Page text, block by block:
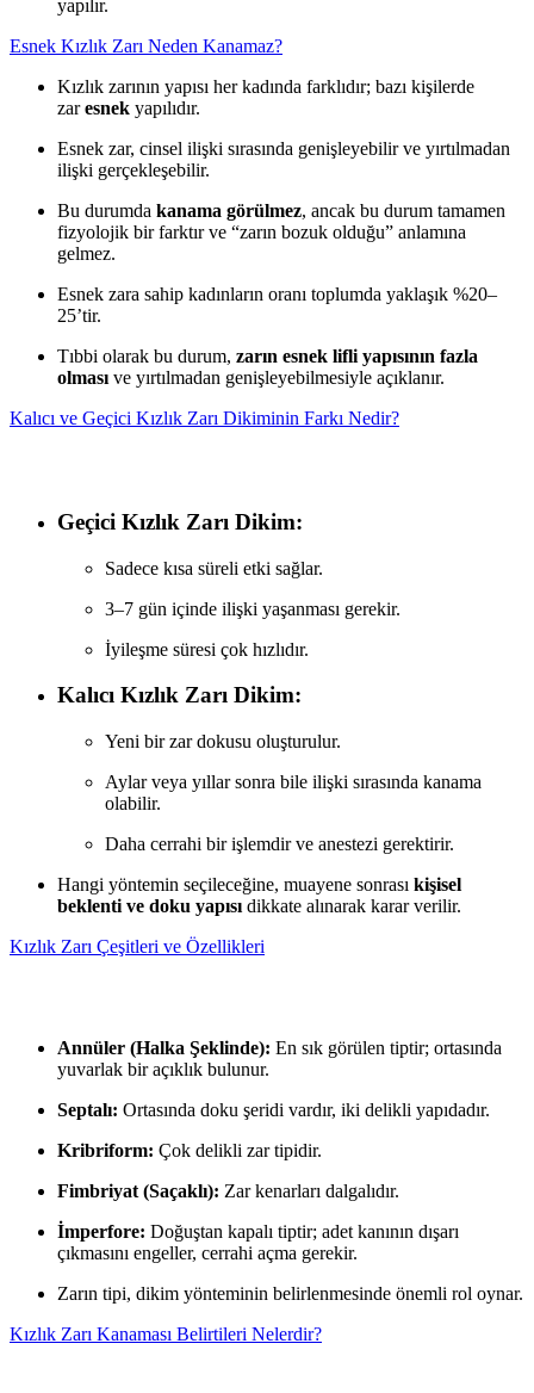
yapılır.
Esnek Kızlık Zarı Neden Kanamaz?
Kızlık zarının yapısı her kadında farklıdır; bazı kişilerde
zaresnek yapılıdır.
Esnek zar, cinsel ilişki sırasında genişleyebilir ve yırtılmadan
ilişki gerçekleşebilir.
Bu durumda kanama görülmez, ancak bu durum tamamen
fizyolojik bir farktır ve “zarın bozuk olduğu” anlamına
gelmez.
Esnek zara sahip kadınların oranı toplumda yaklaşık %20–
25’tir.
Tıbbi olarak bu durum, zarın esnek lifli yapısının fazla
olması ve yırtılmadan genişleyebilmesiyle açıklanır.
Kalıcı ve Geçici Kızlık Zarı Dikiminin Farkı Nedir?
Geçici Kızlık Zarı Dikim:
Sadece kısa süreli etki sağlar.
3–7 gün içinde ilişki yaşanması gerekir.
İyileşme süresi çok hızlıdır.
Kalıcı Kızlık Zarı Dikim:
Yeni bir zar dokusu oluşturulur.
Aylar veya yıllar sonra bile ilişki sırasında kanama
olabilir.
Daha cerrahi bir işlemdir ve anestezi gerektirir.
Hangi yöntemin seçileceğine, muayene sonrası kişisel
beklenti ve doku yapısı dikkate alınarak karar verilir.
Kızlık Zarı Çeşitleri ve Özellikleri
Annüler (Halka Şeklinde): En sık görülen tiptir; ortasında
yuvarlak bir açıklık bulunur.
Septalı: Ortasında doku şeridi vardır, iki delikli yapıdadır.
Kribriform: Çok delikli zar tipidir.
Fimbriyat (Saçaklı): Zar kenarları dalgalıdır.
İmperfore: Doğuştan kapalı tiptir; adet kanının dışarı
çıkmasını engeller, cerrahi açma gerekir.
Zarın tipi, dikim yönteminin belirlenmesinde önemli rol oynar.
Kızlık Zarı Kanaması Belirtileri Nelerdir?